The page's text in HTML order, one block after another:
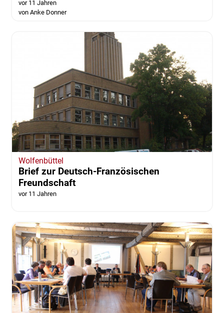
Goslar | Wolfenbüttel
Helbig und Helbig leiten zukünftig die Wehr
in Werlaburgdorf
vor 11 Jahren
von Anke Donner